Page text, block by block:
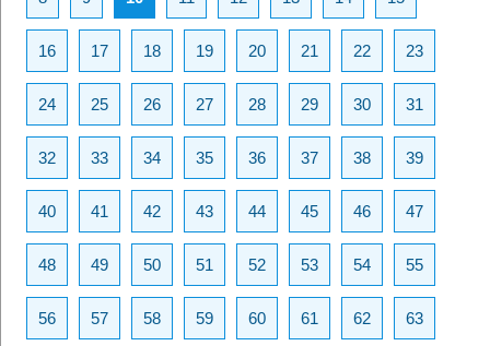
16 17 18 19 20 21 22 23
24 25 26 27 28 29 30 31
32 33 34 35 36 37 38 39
40 41 42 43 44 45 46 47
48 49 50 51 52 53 54 55
56 57 58 59 60 61 62 63